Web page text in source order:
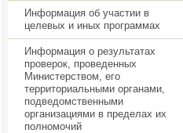
Информация об участии в
целевых и иных программах
Информация о результатах
проверок, проведенных
Министерством, его
территориальными органами,
подведомственными
организациями в пределах их
полномочий